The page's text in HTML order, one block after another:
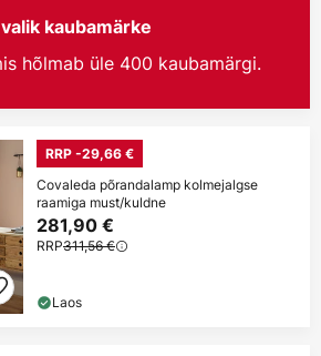
kaubamärke
hõlmab üle 400 kaubamärgi.
RRP -29,66 €
Covaleda põrandalamp kolmejalgse
raamiga must/kuldne
281,90 €
RRP311,56 €
Laos